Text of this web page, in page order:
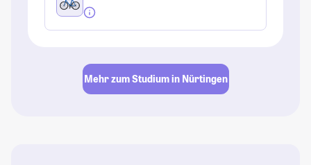
Mehr zum Studium in Nürtingen